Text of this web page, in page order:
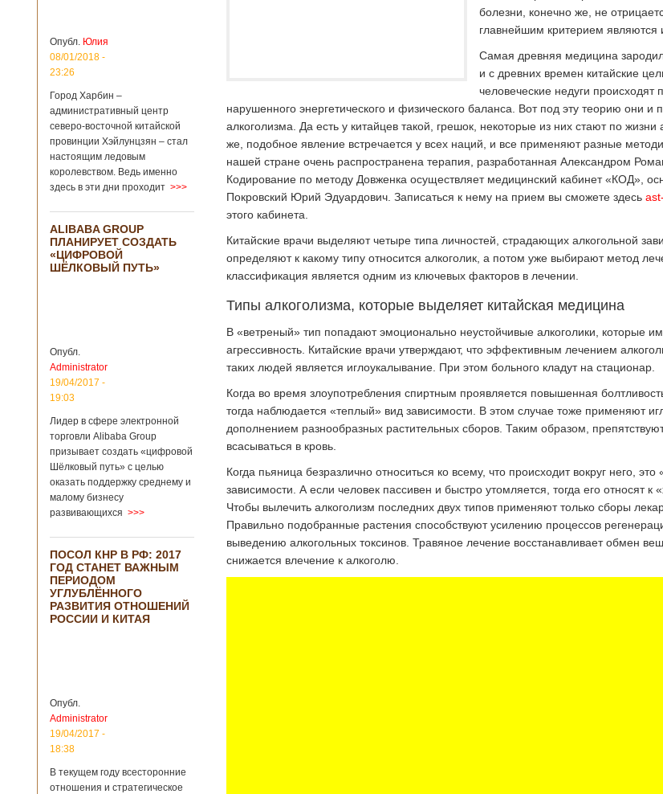
04/02/2020 - 15:45
Третий год
подряд Китай
становится
крупным
торговым
партнером
Германии
Как
свидетельствуют
данные, которые
Федеральным
статистическим
ведомством
Германии, в 2018
уже третий год
подряд. Объем
торговли между
Германией и
199,3 миллиарда
евро. Как
свидетельствуют
опубликованные
году размер
импорта из Китая
Подробнее...
21/02/2019 - 22:30
Китай и Россия
собираются
разрабатывать
тяжелый
вертолет
планируется
подписание
контракта на
разработку
вертолета. Такое
заявление сделала
Опубл. Юлия
08/01/2018 -
23:26
Город Харбин –
административный центр
северо-восточной китайской
провинции Хэйлунцзян – стал
настоящим ледовым
королевством. Ведь именно
здесь в эти дни проходит >>>
ALIBABA GROUP
ПЛАНИРУЕТ СОЗДАТЬ
«ЦИФРОВОЙ
ШЁЛКОВЫЙ ПУТЬ»
Опубл.
Administrator
19/04/2017 -
19:03
Лидер в сфере электронной
торговли Alibaba Group
призывает создать «цифровой
Шёлковый путь» с целью
оказать поддержку среднему и
малому бизнесу
развивающихся >>>
ПОСОЛ КНР В РФ: 2017
ГОД СТАНЕТ ВАЖНЫМ
ПЕРИОДОМ
УГЛУБЛЁННОГО
РАЗВИТИЯ ОТНОШЕНИЙ
РОССИИ И КИТАЯ
Опубл.
Administrator
19/04/2017 -
18:38
В текущем году всесторонние
отношения и стратегическое
болезни, конечно же, не
главнейшим критерием являются
Самая древняя медицина
и с древних времен китайские
человеческие недуги происходят
нарушенного энергетического и физического баланса. Вот под эту теорию они и
алкоголизма. Да есть у китайцев такой, грешок, некоторые из них стают по жизни
же, подобное явление встречается у всех наций, и все применяют разные
нашей стране очень распространена терапия, разработанная Александром
Кодирование по методу Довженка осуществляет медицинский кабинет «КОД»,
Покровский Юрий Эдуардович. Записаться к нему на прием вы сможете здесь
этого кабинета.
Китайские врачи выделяют четыре типа личностей, страдающих алкогольной
определяют к какому типу относится алкоголик, а потом уже выбирают метод
классификация является одним из ключевых факторов в лечении.
Типы алкоголизма, которые выделяет китайская медицина
В «ветреный» тип попадают эмоционально неустойчивые алкоголики, которые
агрессивность. Китайские врачи утверждают, что эффективным лечением
таких людей является иглоукалывание. При этом больного кладут на стационар.
Когда во время злоупотребления спиртным проявляется повышенная
тогда наблюдается «теплый» вид зависимости. В этом случае тоже применяют
дополнением разнообразных растительных сборов. Таким образом,
всасываться в кровь.
Когда пьяница безразлично относиться ко всему, что происходит вокруг него, это
зависимости. А если человек пассивен и быстро утомляется, тогда его относят к
Чтобы вылечить алкоголизм последних двух типов применяют только сборы
Правильно подобранные растения способствуют усилению процессов
выведению алкогольных токсинов. Травяное лечение восстанавливает обмен
снижается влечение к алкоголю.